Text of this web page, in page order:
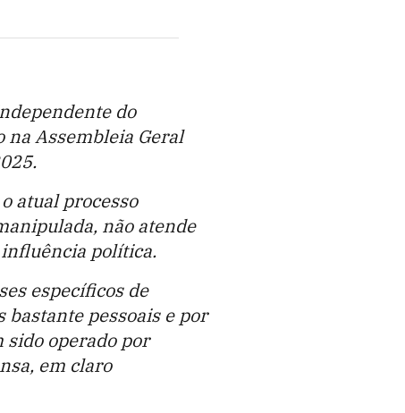
do
na Assembleia Geral
atual processo
não atende
política.
específicos de
pessoais e por
sido operado por
em claro